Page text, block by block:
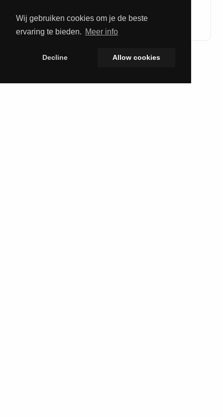
Wij gebruiken cookies om je de beste
ervaring te bieden. Meer info
Decline Allow cookies